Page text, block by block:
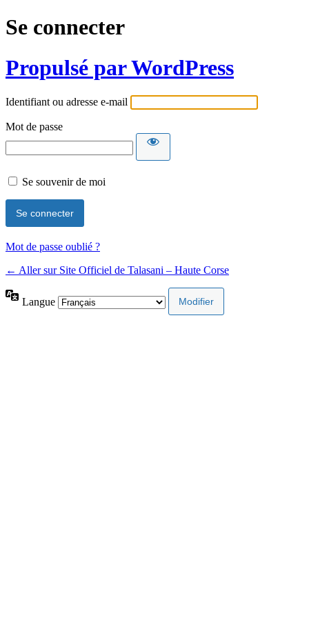
Se connecter
Propulsé par WordPress
Identifiant ou adresse e-mail
Mot de passe
Se souvenir de moi
Mot de passe oublié ?
← Aller sur Site Officiel de Talasani – Haute Corse
Langue